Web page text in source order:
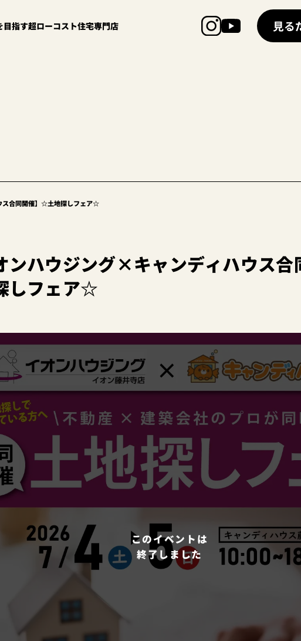
指す超ローコスト住宅専門店 見る
ス合同開催】☆土地探しフェア☆
ンハウジング×キャンディハウス
しフェア☆
このイベントは
終了しました